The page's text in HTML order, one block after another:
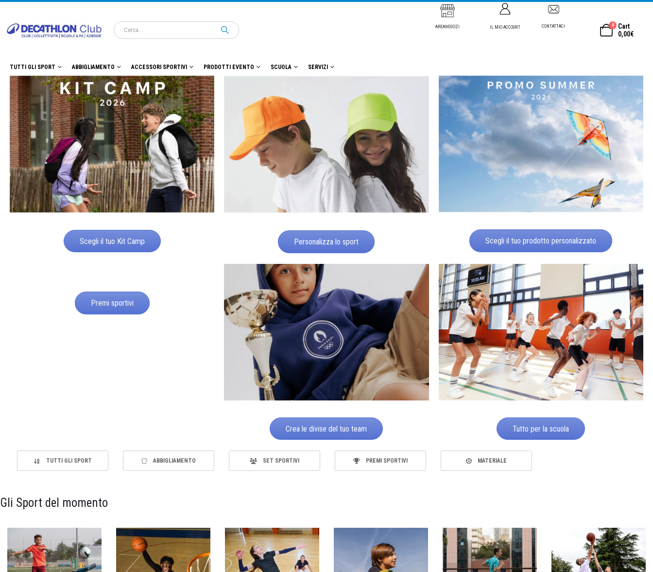
AREANEGOZI IL MIO ACCOUNT CONTATTACI 0
Cart
0,00€
TUTTI GLI SPORT ABBIGLIAMENTO ACCESSORI SPORTIVI PRODOTTI EVENTO SCUOLA SERVIZI
Scegli il tuo Kit Camp Personalizza lo sport Scegli il tuo prodotto personalizzato
Premi sportivi
Crea le divise del tuo team Tutto per la scuola
TUTTI GLI SPORT ABBIGLIAMENTO SET SPORTIVI PREMI SPORTIVI MATERIALE
Gli Sport del momento